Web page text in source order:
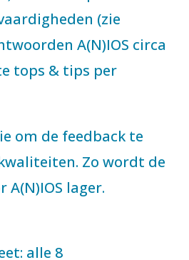
(zie
A(N)IOS circa
tops & tips per
om de feedback te
Zo wordt de
lager.
alle 8